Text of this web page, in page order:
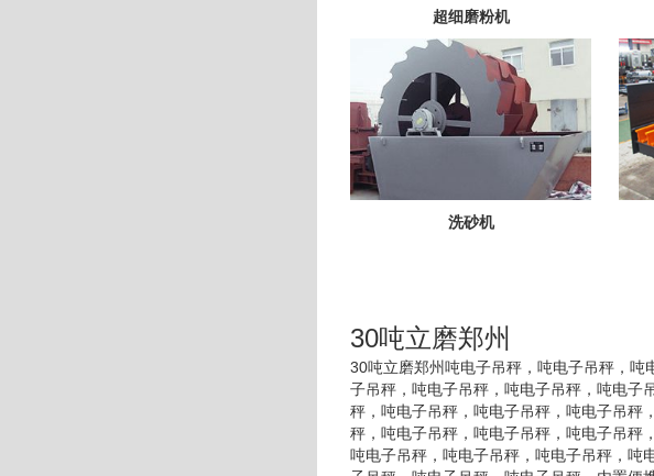
超细磨粉机
洗砂机
30吨立磨郑州
30吨立磨郑州吨电子吊秤，吨电子吊秤，
子吊秤，吨电子吊秤，吨电子吊秤，吨电子
秤，吨电子吊秤，吨电子吊秤，吨电子吊秤
秤，吨电子吊秤，吨电子吊秤，吨电子吊秤
吨电子吊秤，吨电子吊秤，吨电子吊秤，吨